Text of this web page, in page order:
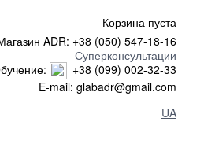
ADR: +38 (050) 547-18-16
Суперконсультации
+38 (099) 002-32-33
E-mail: glabadr@gmail.com
UA
Корзина пуста